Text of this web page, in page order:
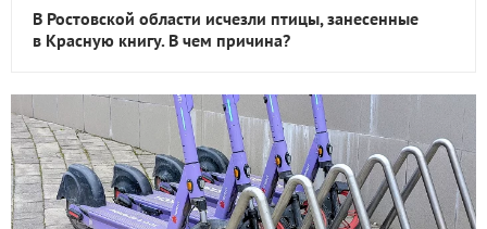
В Ростовской области исчезли птицы, занесенные
в Красную книгу. В чем причина?